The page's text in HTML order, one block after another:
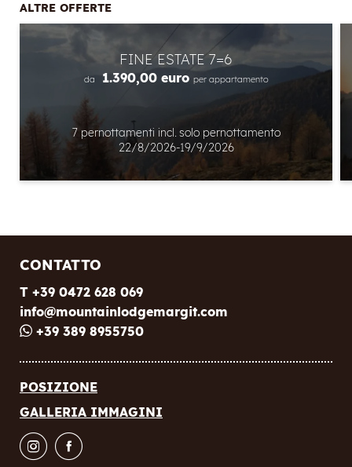
ALTRE OFFERTE
FINE ESTATE 7=6
da 1.390,00 euro per appartamento
7 pernottamenti incl.solo pernottamento
22/8/2026-19/9/2026
CONTATTO
T +39 0472 628 069
info@mountainlodgemargit.com
+39 389 8955750
POSIZIONE
GALLERIA IMMAGINI
Registrazione alla newsletter
E-mail
Consenso marketing
* obbligatorio
ISCRIVITI ORA